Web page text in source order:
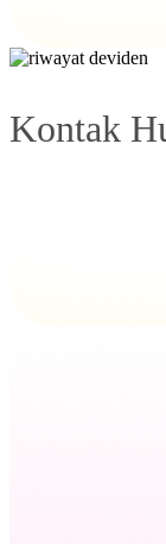
Kontak